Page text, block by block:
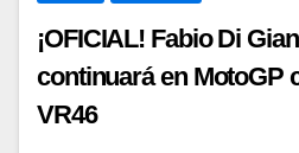
¡OFICIAL! Fabio Di
continuará en MotoGP
VR46